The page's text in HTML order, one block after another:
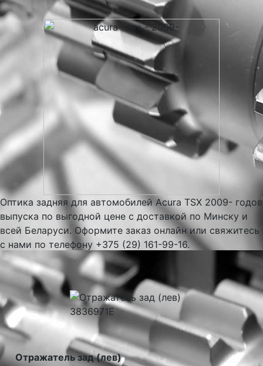
Оптика задняя для автомобилей Acura TSX 2009- годов
выпуска по выгодной цене с доставкой по Минску и
всей Беларуси. Оформите заказ онлайн или свяжитесь
с нами по телефону +375 (29) 161-99-16.
Отражатель зад (лев)